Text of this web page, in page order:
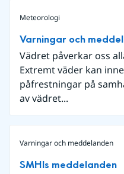
Meteorologi
Varningar och
Vädret påverkar oss
Extremt väder kan
påfrestningar på
av vädret...
Varningar och meddelanden
SMHIs meddelanden